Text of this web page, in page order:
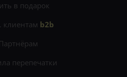
в подарок
клиентам b2b
Партнёрам
перепечатки